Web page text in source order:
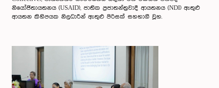
නියෝජිතායතනය (USAID), ජාතික ප්‍රජාතන්ත්‍රවාදී ආයතනය (NDI) ඇතුළු
ආයතන කිහිපයක නිලධාරීන් ඇතුළු පිරිසක් සහභාගී වූහ.